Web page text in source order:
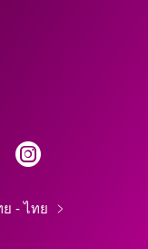
ย - ไทย